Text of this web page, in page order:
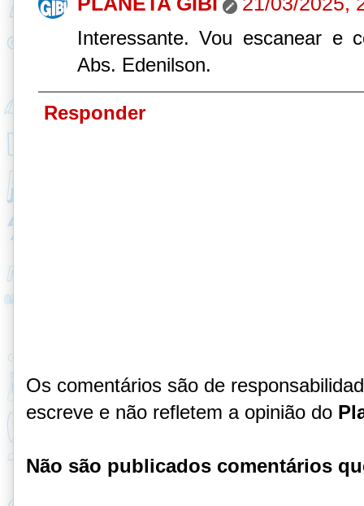
Interessante. Vou escanear e
Abs. Edenilson.
Responder
Os comentários são de
escreve e não refletem a opinião do
Não são publicados comentários